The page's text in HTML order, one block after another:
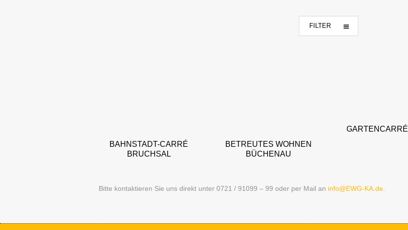
FILTER
BAHNSTADT-CARRÉ
BRUCHSAL
BETREUTES WOHNEN
BÜCHENAU
GARTENCARRÉ
Bitte kontaktieren Sie uns direkt unter 0721 / 91099 – 99 oder per Mail an info@EWG-KA.de.